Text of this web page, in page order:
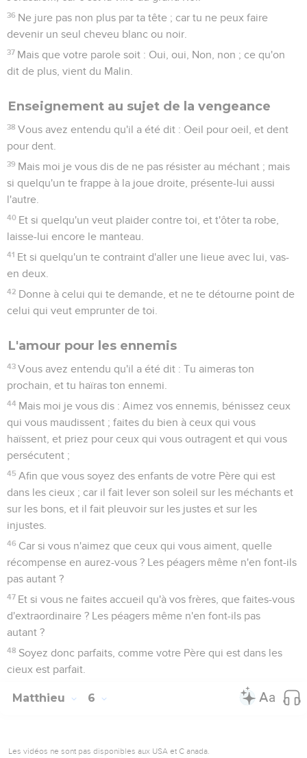
36 Ne jure pas non plus par ta tête ; car tu ne peux faire
devenir un seul cheveu blanc ou noir.
37 Mais que votre parole soit : Oui, oui, Non, non ; ce qu'on
dit de plus, vient du Malin.
Enseignement au sujet de la vengeance
38 Vous avez entendu qu'il a été dit : Oeil pour oeil, et dent
pour dent.
39 Mais moi je vous dis de ne pas résister au méchant ; mais
si quelqu'un te frappe à la joue droite, présente-lui aussi
l'autre.
40 Et si quelqu'un veut plaider contre toi, et t'ôter ta robe,
laisse-lui encore le manteau.
41 Et si quelqu'un te contraint d'aller une lieue avec lui, vas-
en deux.
42 Donne à celui qui te demande, et ne te détourne point de
celui qui veut emprunter de toi.
L'amour pour les ennemis
43 Vous avez entendu qu'il a été dit : Tu aimeras ton
prochain, et tu haïras ton ennemi.
44 Mais moi je vous dis : Aimez vos ennemis, bénissez ceux
qui vous maudissent ; faites du bien à ceux qui vous
haïssent, et priez pour ceux qui vous outragent et qui vous
persécutent ;
45 Afin que vous soyez des enfants de votre Père qui est
dans les cieux ; car il fait lever son soleil sur les méchants et
sur les bons, et il fait pleuvoir sur les justes et sur les
injustes.
46 Car si vous n'aimez que ceux qui vous aiment, quelle
récompense en aurez-vous ? Les péagers même n'en font-ils
pas autant ?
47 Et si vous ne faites accueil qu'à vos frères, que faites-vous
d'extraordinaire ? Les péagers même n'en font-ils pas
autant ?
48 Soyez donc parfaits, comme votre Père qui est dans les
cieux est parfait.
Matthieu 6
Les vidéos ne sont pas disponibles aux USA et C anada.